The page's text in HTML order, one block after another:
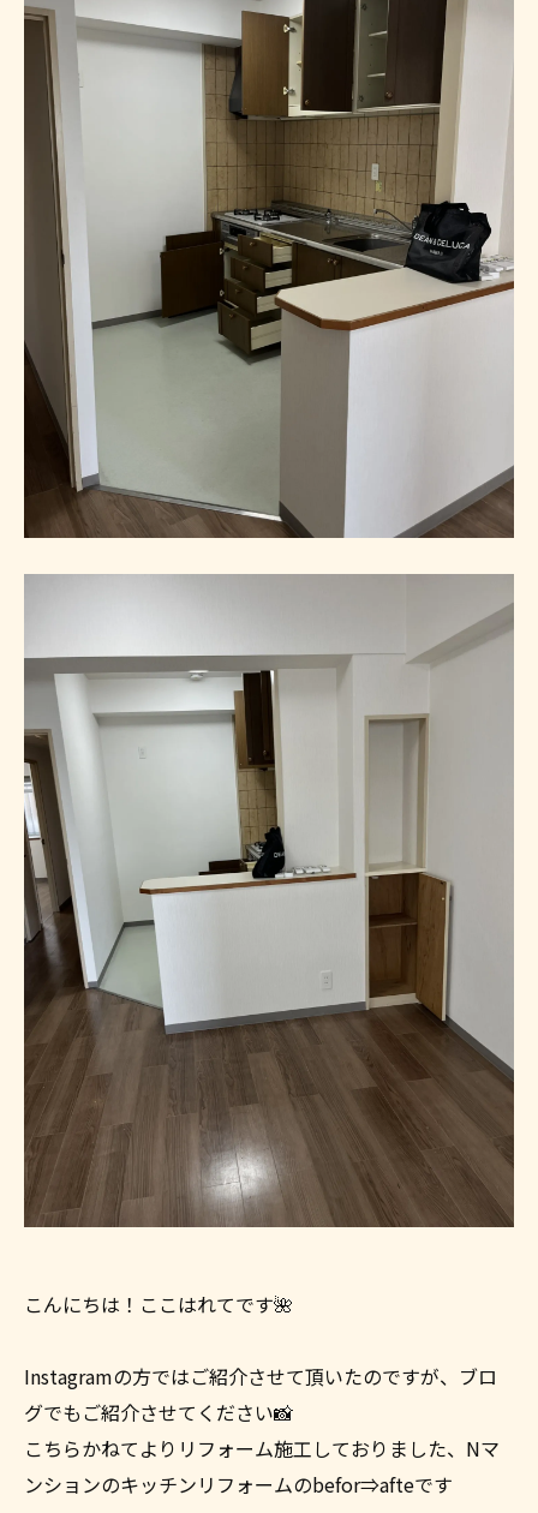
こんにちは！ここはれてです🌺
Instagramの方ではご紹介させて頂いたのですが、ブロ
グでもご紹介させてください📸
こちらかねてよりリフォーム施工しておりました、Nマ
ンションのキッチンリフォームのbefor⇒afteです